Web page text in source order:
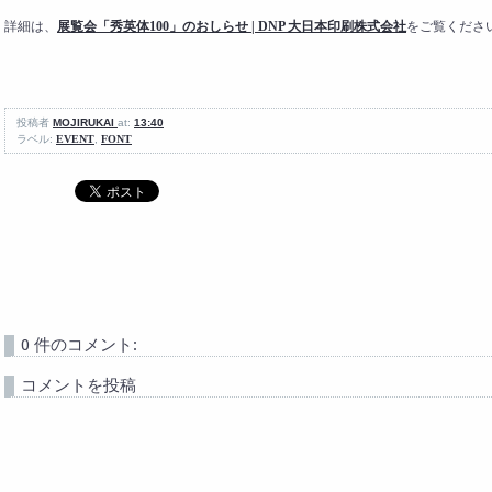
詳細は、 展覧会「秀英体100」のおしらせ | DNP 大日本印刷株式会社をご覧くださ
投稿者 MOJIRUKAI at: 13:40
ラベル: EVENT FONT
0 件のコメント:
コメントを投稿